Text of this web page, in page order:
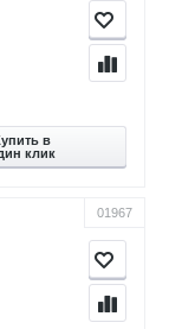
в
клик
01967